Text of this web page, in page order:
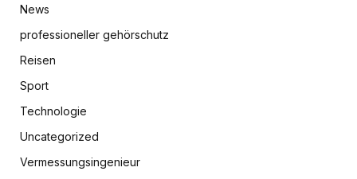
News
professioneller gehörschutz
Reisen
Sport
Technologie
Uncategorized
Vermessungsingenieur